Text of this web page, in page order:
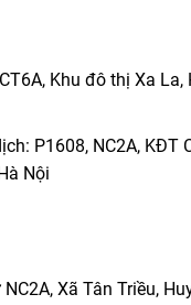
Khu đô thị Xa La,
P1608, NC2A, KĐT
Nội
Xã Tân Triều,